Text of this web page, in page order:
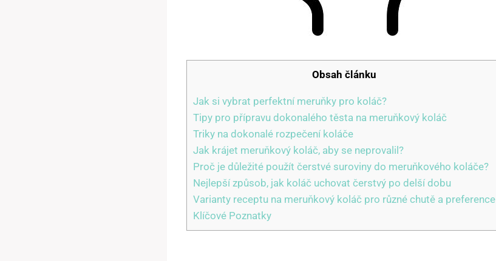
Obsah článku
Jak si vybrat perfektní meruňky pro koláč?
Tipy pro přípravu dokonalého těsta na meruňkový koláč
Triky na dokonalé rozpečení koláče
Jak krájet meruňkový koláč, aby se neprovalil?
Proč je důležité použít čerstvé suroviny do meruňkového koláče?
Nejlepší způsob, jak koláč uchovat čerstvý po delší dobu
Varianty receptu na meruňkový koláč pro různé chutě a preference
Klíčové Poznatky